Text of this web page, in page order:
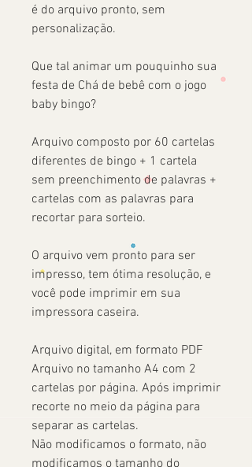
é do arquivo pronto, sem
personalização.
Que tal animar um pouquinho sua
festa de Chá de bebê com o jogo
baby bingo?
Arquivo composto por 60 cartelas
diferentes de bingo + 1 cartela
sem preenchimento de palavras +
cartelas com as palavras para
recortar para sorteio.
O arquivo vem pronto para ser
impresso, tem ótima resolução, e
você pode imprimir em sua
impressora caseira.
Arquivo digital, em formato PDF
Arquivo no tamanho A4 com 2
cartelas por página. Após imprimir
recorte no meio da página para
separar as cartelas.
Não modificamos o formato, não
modificamos o tamanho do